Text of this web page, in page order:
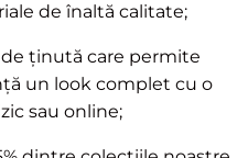
de înaltă calitate;
ținută care permite
un look complet cu o
sau online;